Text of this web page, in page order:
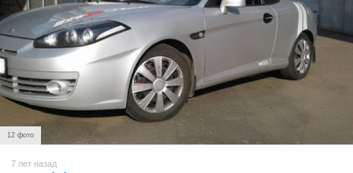
12 фото
7 лет назад